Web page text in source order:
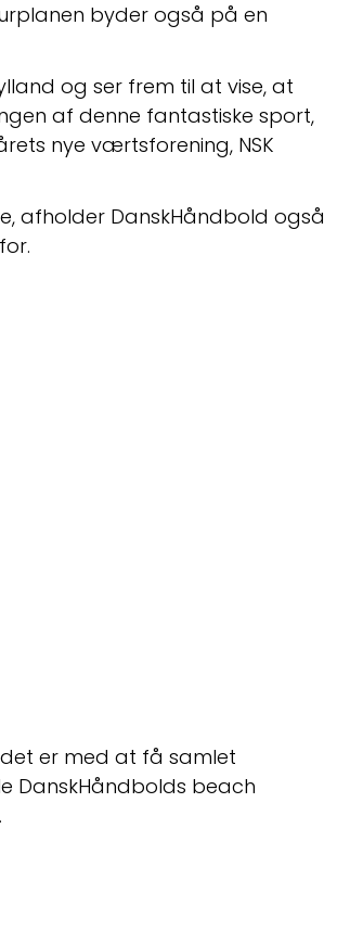
byder også på en
og ser frem til at vise, at
af denne fantastiske sport,
nye værtsforening, NSK
afholder DanskHåndbold også
er med at få samlet
DanskHåndbolds beach
.